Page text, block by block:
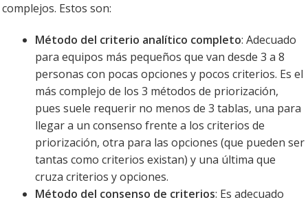
complejos. Estos son:
Método del criterio analítico completo: Adecuado
para equipos más pequeños que van desde 3 a 8
personas con pocas opciones y pocos criterios. Es el
más complejo de los 3 métodos de priorización,
pues suele requerir no menos de 3 tablas, una para
llegar a un consenso frente a los criterios de
priorización, otra para las opciones (que pueden ser
tantas como criterios existan) y una última que
cruza criterios y opciones.
Método del consenso de criterios: Es adecuado